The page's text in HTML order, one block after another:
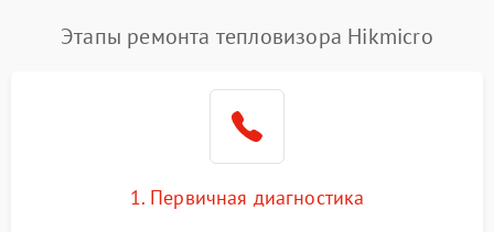
Сбои коммуникаций и интерфейсов
Экран (дисплей)
Этапы ремонта тепловизора Hikmicro
1. Первичная диагностика